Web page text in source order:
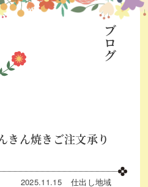
ブログ
きん焼きご注文承り
2025.11.15 仕出し地域